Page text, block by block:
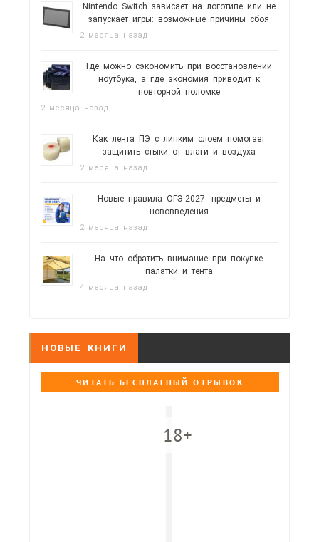
Nintendo Switch зависает на логотипе или не
запускает игры: возможные причины сбоя
2 месяца назад
Где можно сэкономить при восстановлении
ноутбука, а где экономия приводит к
повторной поломке
2 месяца назад
Как лента ПЭ с липким слоем помогает
защитить стыки от влаги и воздуха
2 месяца назад
Новые правила ОГЭ-2027: предметы и
нововведения
2 месяца назад
На что обратить внимание при покупке
палатки и тента
4 месяца назад
НОВЫЕ КНИГИ